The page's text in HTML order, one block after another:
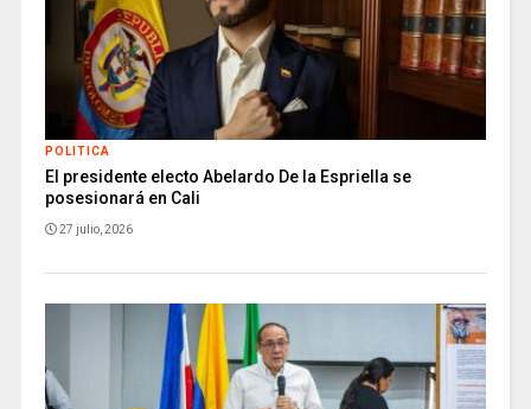
POLITICA
El presidente electo Abelardo De la Espriella se
posesionará en Cali
27 julio, 2026